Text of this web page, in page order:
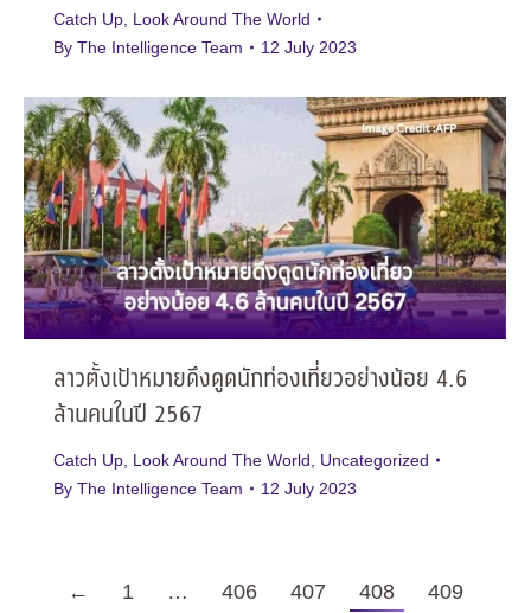
Catch Up Look Around The World
By The Intelligence Team 12 July 2023
ลาวตั้งเป้าหมายดึงดูดนักท่องเที่ยวอย่างน้อย 4.6
ล้านคนในปี 2567
Catch Up Look Around The World
Uncategorized
By The Intelligence Team 12 July 2023
← 1 … 406 407 408
409